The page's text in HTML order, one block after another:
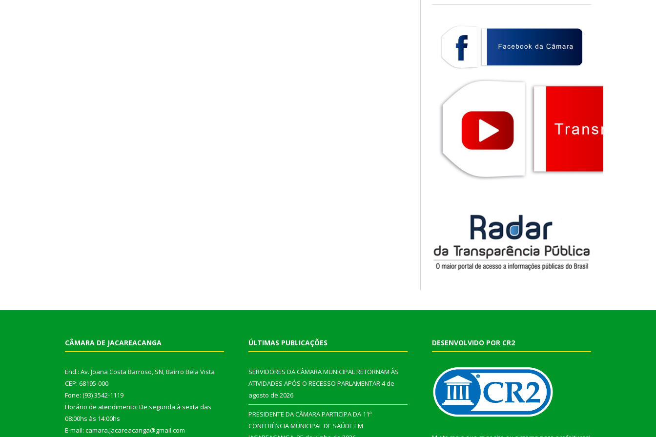
CÂMARA DE JACAREACANGA
End.: Av. Joana Costa Barroso, SN, Bairro Bela Vista
CEP: 68195-000
Fone: (93) 3542-1119
Horário de atendimento: De segunda à sexta das
08:00hs às 14:00hs
E-mail: camara.jacareacanga@gmail.com
ÚLTIMAS PUBLICAÇÕES
SERVIDORES DA CÂMARA MUNICIPAL RETORNAM ÀS
ATIVIDADES APÓS O RECESSO PARLAMENTAR4 de
agosto de 2026
PRESIDENTE DA CÂMARA PARTICIPA DA 11ª
CONFERÊNCIA MUNICIPAL DE SAÚDE EM
DESENVOLVIDO POR CR2